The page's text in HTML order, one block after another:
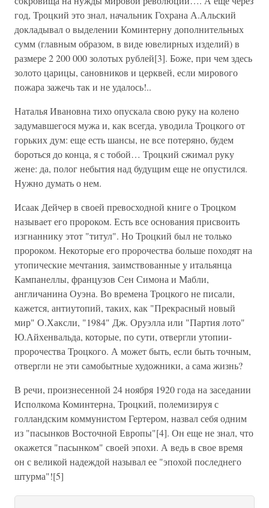
год, Троцкий это знал, начальник Гохрана А.Альский
докладывал о выделении Коминтерну дополнительных
сумм (главным образом, в виде ювелирных изделий) в
размере 2 200 000 золотых рублей[3]. Боже, при чем здесь
золото царицы, сановников и церквей, если мирового
пожара зажечь так и не удалось!..
Наталья Ивановна тихо опускала свою руку на колено
задумавшегося мужа и, как всегда, уводила Троцкого от
горьких дум: еще есть шансы, не все потеряно, будем
бороться до конца, я с тобой… Троцкий сжимал руку
жене: да, полог небытия над будущим еще не опустился.
Нужно думать о нем.
Исаак Дейчер в своей превосходной книге о Троцком
называет его пророком. Есть все основания присвоить
изгнаннику этот "титул". Но Троцкий был не только
пророком. Некоторые его пророчества больше походят на
утопические мечтания, заимствованные у итальянца
Кампанеллы, французов Сен Симона и Мабли,
англичанина Оуэна. Во времена Троцкого не писали,
кажется, антиутопий, таких, как "Прекрасный новый
мир" О.Хаксли, "1984" Дж. Оруэлла или "Партия лото"
Ю.Айхенвальда, которые, по сути, отвергли утопии-
пророчества Троцкого. А может быть, если быть точным,
отвергли не эти самобытные художники, а сама жизнь?
В речи, произнесенной 24 ноября 1920 года на заседании
Исполкома Коминтерна, Троцкий, полемизируя с
голландским коммунистом Гертером, назвал себя одним
из "пасынков Восточной Европы"[4]. Он еще не знал, что
окажется "пасынком" своей эпохи. А ведь в свое время
он с великой надеждой называл ее "эпохой последнего
штурма"![5]